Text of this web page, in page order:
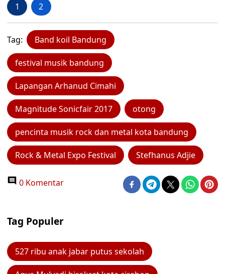
1 2
Tag: Band koil Bandung
festival musik bandung
Lapangan Arhanud Cimahi
Magnitude Sonicfair 2017 otong
pencinta musik rock dan metal kota bandung
Rock & Metal Expo Festival Stefhanus Adjie
0 Komentar
Tag Populer
527 ribu anak jabar putus sekolah